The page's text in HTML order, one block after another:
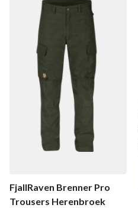
FjallRaven Brenner Pro
Trousers Herenbroek